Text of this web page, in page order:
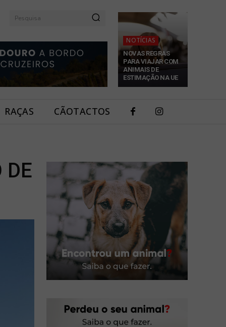
Pesquisa
NOTÍCIAS
NOVAS REGRAS
PARA VIAJAR COM
ANIMAIS DE
ESTIMAÇÃO NA UE
RAÇAS CÃOTACTOS
DE